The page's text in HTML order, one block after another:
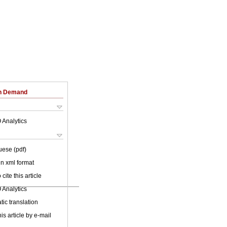
Demand
Analytics
(pdf)
xml format
cite this article
Analytics
translation
article by e-mail